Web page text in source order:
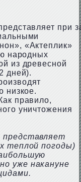
при
«Актеплик»
народных
из древесной
дней).
низкое.
правило,
уничтожения
представляет
теплой погоды)
уже накануне